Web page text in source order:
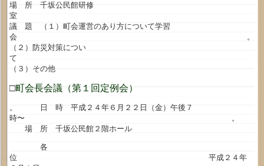
場 所 千坂公民館研修
室
議 題 （１）町会運営のあり方について学習
会
（２）防災対策につい
て
（３）その他
□町会長会議（第１回定例会）
。 日 時 平成２４年６月２２日（金）午後７
時〜 。
場 所 千坂公民館２階ホール
各
位 平成２４年